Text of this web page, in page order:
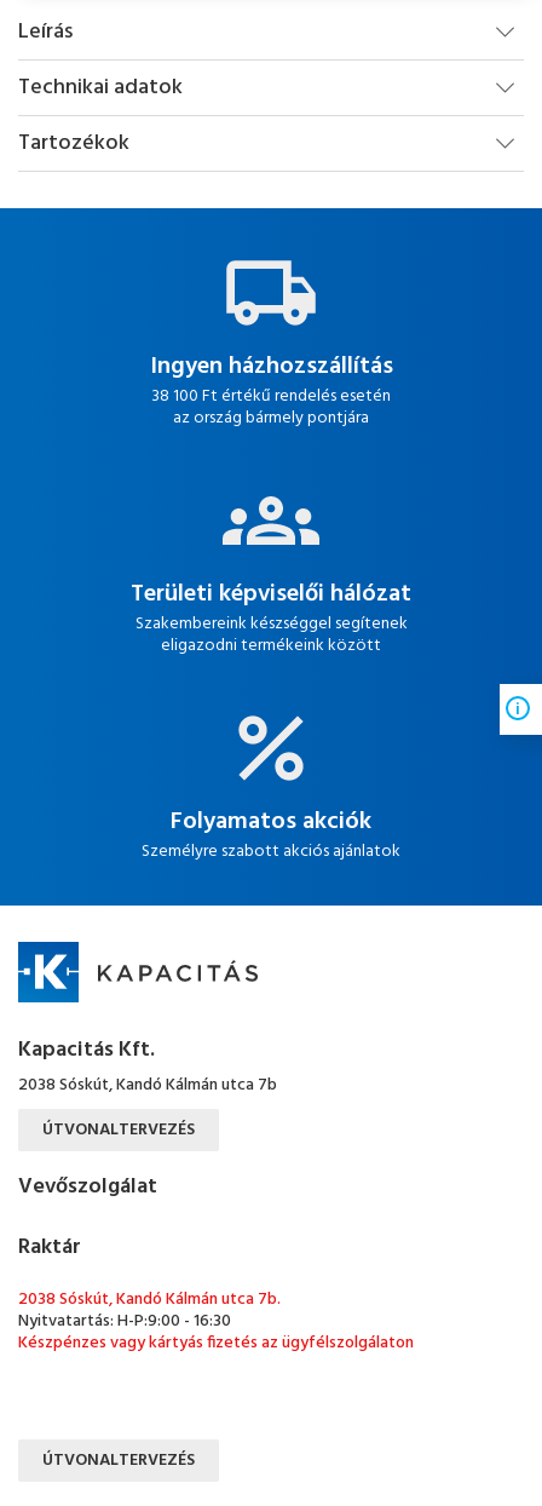
Leírás
Technikai adatok
Tartozékok
Ingyen házhozszállítás
38 100 Ft értékű rendelés esetén
az ország bármely pontjára
Területi képviselői hálózat
Szakembereink készséggel segítenek
eligazodni termékeink között
Folyamatos akciók
Személyre szabott akciós ajánlatok
Kapacitás Kft.
2038 Sóskút, Kandó Kálmán utca 7b
ÚTVONALTERVEZÉS
Vevőszolgálat
Raktár
2038 Sóskút, Kandó Kálmán utca 7b.
Nyitvatartás: H-P:9:00 - 16:30
Készpénzes vagy kártyás fizetés az ügyfélszolgálaton
ÚTVONALTERVEZÉS